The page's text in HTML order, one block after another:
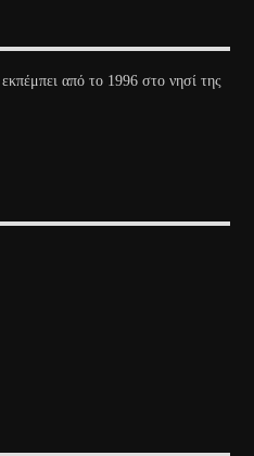
από το 1996 στο νησί της